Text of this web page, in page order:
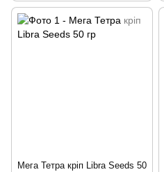
Мега Тетра кріп Libra Seeds 50